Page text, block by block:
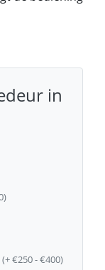
in
(+ €250 - €400)